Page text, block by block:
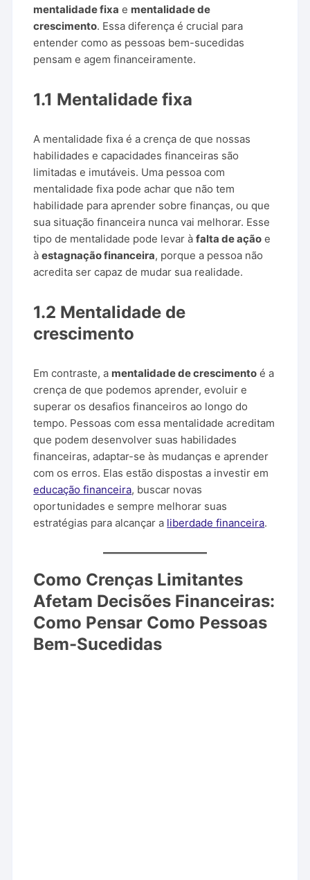
mentalidade fixa e mentalidade de
crescimento. Essa diferença é crucial para
entender como as pessoas bem-sucedidas
pensam e agem financeiramente.
1.1 Mentalidade fixa
A mentalidade fixa é a crença de que nossas
habilidades e capacidades financeiras são
limitadas e imutáveis. Uma pessoa com
mentalidade fixa pode achar que não tem
habilidade para aprender sobre finanças, ou que
sua situação financeira nunca vai melhorar. Esse
tipo de mentalidade pode levar àfalta de ação e
àestagnação financeira, porque a pessoa não
acredita ser capaz de mudar sua realidade.
1.2 Mentalidade de
crescimento
Em contraste, a mentalidade de crescimento é a
crença de que podemos aprender, evoluir e
superar os desafios financeiros ao longo do
tempo. Pessoas com essa mentalidade acreditam
que podem desenvolver suas habilidades
financeiras, adaptar-se às mudanças e aprender
com os erros. Elas estão dispostas a investir em
educação financeira, buscar novas
oportunidades e sempre melhorar suas
estratégias para alcançar a liberdade financeira.
Como Crenças Limitantes
Afetam Decisões Financeiras:
Como Pensar Como Pessoas
Bem-Sucedidas